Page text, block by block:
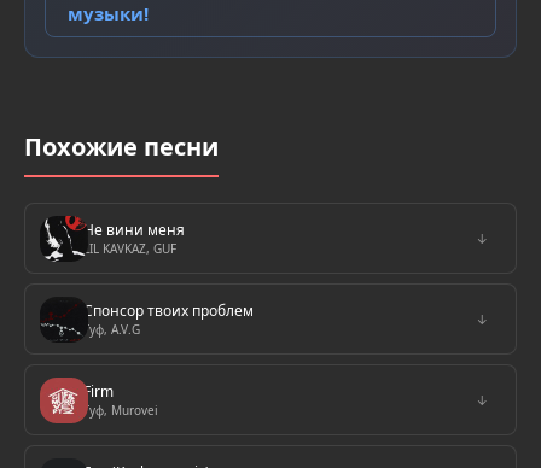
музыки!
Похожие песни
Не вини меня
LIL KAVKAZ, GUF
↓
Спонсор твоих проблем
Гуф, A.V.G
↓
Firm
Гуф, Murovei
↓